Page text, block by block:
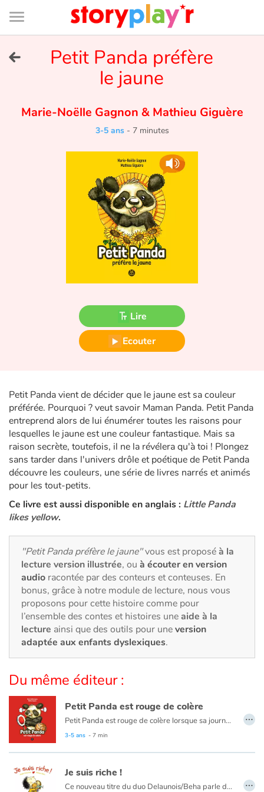
Connexion
Bibliothèque
de
page
Tester gratuitement
Bibliothèque
Contes d'ici et d'ailleurs
Fable, mythe, littérature et poésie
Ogres, monstres et sorcières
Les animaux
Voyage, épopée, enquête, aventure
Autour du monde
Apprentissage
Documentaires
En famille
Quotidien et loisirs
À l'école
Fêtes et évènements
Amour et amitié
Sujets de société
Petit Panda préfère
le jaune
Marie-Noëlle Gagnon &Mathieu Giguère
3-5 ans- 7 minutes
Lire
Ecouter
Petit Panda vient de décider que le jaune est sa couleur
préférée. Pourquoi ? veut savoir Maman Panda. Petit Panda
entreprend alors de lui énumérer toutes les raisons pour
lesquelles le jaune est une couleur fantastique. Mais sa
raison secrète, toutefois, il ne la révélera qu'à toi ! Plongez
sans tarder dans l'univers drôle et poétique de Petit Panda
découvre les couleurs, une série de livres narrés et animés
pour les tout-petits.
Ce livre est aussi disponible en anglais : Little Panda
likes yellow.
"Petit Panda préfère le jaune"vous est proposéà la
lecture version illustrée, ou à écouter en version
audio racontée par des conteurs et conteuses. En
bonus, grâce à notre module de lecture, nous vous
proposons pour cette histoire comme pour
l’ensemble des contes et histoires uneaide à la
lecture ainsi que des outils pour uneversion
adaptée aux enfants dyslexiques.
Du même éditeur :
Petit Panda est rouge de colère
Petit Panda est rouge de colère lorsque sa journée ne se passe pas comme voulu...
Ce livre est aussi disponible en anglais :
3-5 ans - 7 min
…
Je suis riche !
Ce nouveau titre du duo Delaunois/Beha parle de richesse. Cette richesse si évidente dans un pays comme le nôtre qu’on ne l’apprécie même plus. Elle nous permet cependant de vivre en paix, de faire des choix, de partager nos opinions, nos joies et nos peines. Sans être moralisateur, cet album constitue un excellent point de départ pour une discussion sur la vraie valeur des choses. …